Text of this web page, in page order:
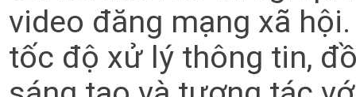
video đăng mạng xã
tốc độ xử lý thông tin,